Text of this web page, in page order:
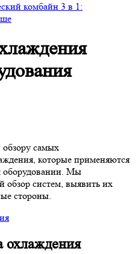
комбайн 3 в 1:
самых
которые применяются
оборудовании. Мы
обзор систем, выявить их
стороны.
охлаждения